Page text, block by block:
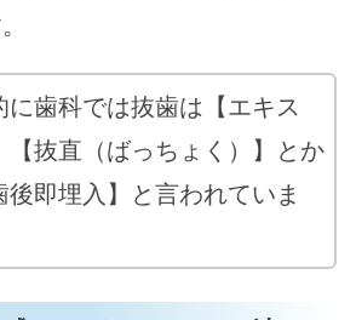
に歯科では抜歯は【エキス
【抜直（ばっちょく）】とか
後即埋入】と言われていま